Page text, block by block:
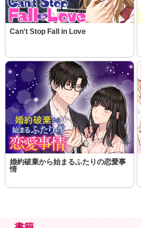
Can't Stop Fall in Love
婚約破棄から始まるふたりの恋愛事
情